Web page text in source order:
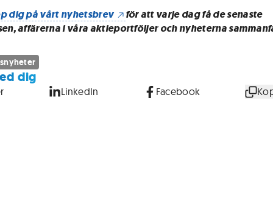
dig på vårt nyhetsbrev
för att varje dag få de senaste
affärerna i våra aktieportföljer och nyheterna
dig
LinkedIn Facebook